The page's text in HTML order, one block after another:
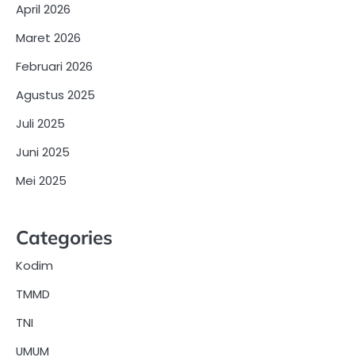
April 2026
Maret 2026
Februari 2026
Agustus 2025
Juli 2025
Juni 2025
Mei 2025
Categories
Kodim
TMMD
TNI
UMUM